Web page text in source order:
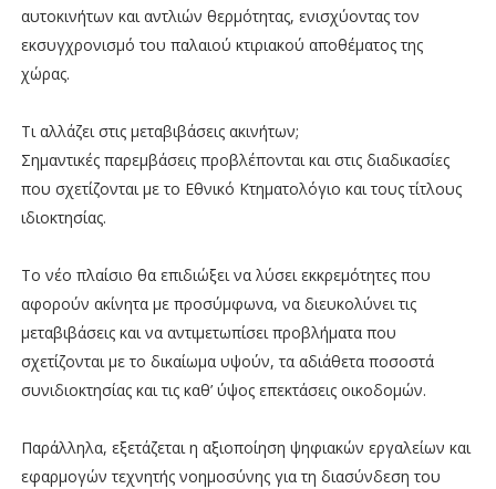
αυτοκινήτων και αντλιών θερμότητας, ενισχύοντας τον
εκσυγχρονισμό του παλαιού κτιριακού αποθέματος της
χώρας.
Τι αλλάζει στις μεταβιβάσεις ακινήτων;
Σημαντικές παρεμβάσεις προβλέπονται και στις διαδικασίες
που σχετίζονται με το Εθνικό Κτηματολόγιο και τους τίτλους
ιδιοκτησίας.
Το νέο πλαίσιο θα επιδιώξει να λύσει εκκρεμότητες που
αφορούν ακίνητα με προσύμφωνα, να διευκολύνει τις
μεταβιβάσεις και να αντιμετωπίσει προβλήματα που
σχετίζονται με το δικαίωμα υψούν, τα αδιάθετα ποσοστά
συνιδιοκτησίας και τις καθ’ ύψος επεκτάσεις οικοδομών.
Παράλληλα, εξετάζεται η αξιοποίηση ψηφιακών εργαλείων και
εφαρμογών τεχνητής νοημοσύνης για τη διασύνδεση του